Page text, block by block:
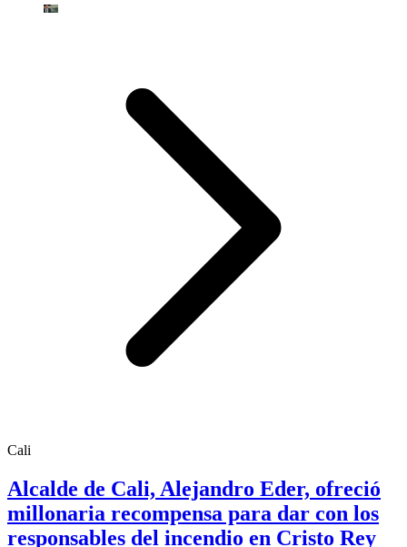
Cali
Alcalde de Cali, Alejandro Eder, ofreció
millonaria recompensa para dar con los
responsables del incendio en Cristo Rey